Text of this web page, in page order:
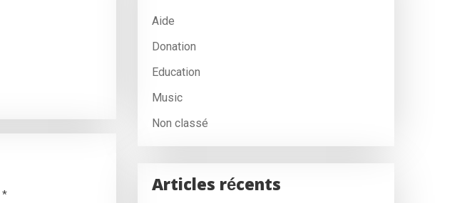
*
Aide
Donation
Education
Music
Non classé
Articles récents